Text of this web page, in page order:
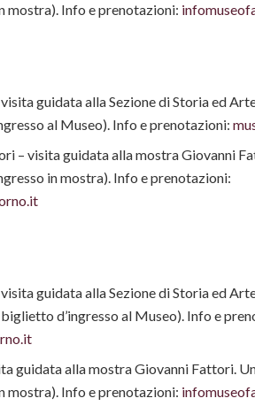
mostra). Info e prenotazioni:
guidata alla Sezione di Storia ed
al Museo). Info e prenotazioni:
– visita guidata alla mostra Giovanni
in mostra). Info e prenotazioni:
guidata alla Sezione di Storia ed
d’ingresso al Museo). Info e
guidata alla mostra Giovanni Fattori.
mostra). Info e prenotazioni: